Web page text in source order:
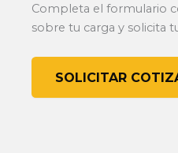
Completa el formulario
sobre tu carga y solicita
SOLICITAR